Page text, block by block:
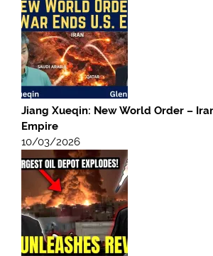
Jiang Xueqin: New World Order –
Empire
10/03/2026